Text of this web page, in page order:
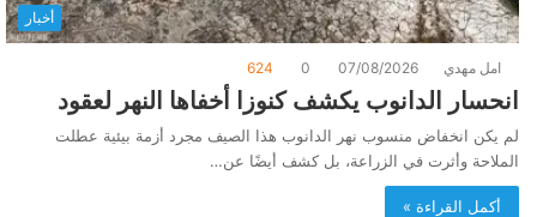
أخبار
امل مهدي 07/08/2026
0
624
انحسار الدانوب يكشف كنوزا أخفاها النهر لعقود
لم يكن انخفاض منسوب نهر الدانوب هذا الصيف مجرد أزمة بيئية عطلت
الملاحة وأثرت في الزراعة، بل كشف أيضًا عن…
أكمل القراءة »